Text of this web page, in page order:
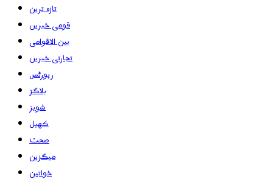
تازہ ترین
قومی خبریں
بین الاقوامی
تجارتی خبریں
رپورٹس
بلاگز
شوبز
کھیل
صحت
میگزین
خواتین